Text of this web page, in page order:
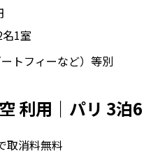
名1室
トフィーなど）等別
利用｜パリ 3泊6
取消料無料